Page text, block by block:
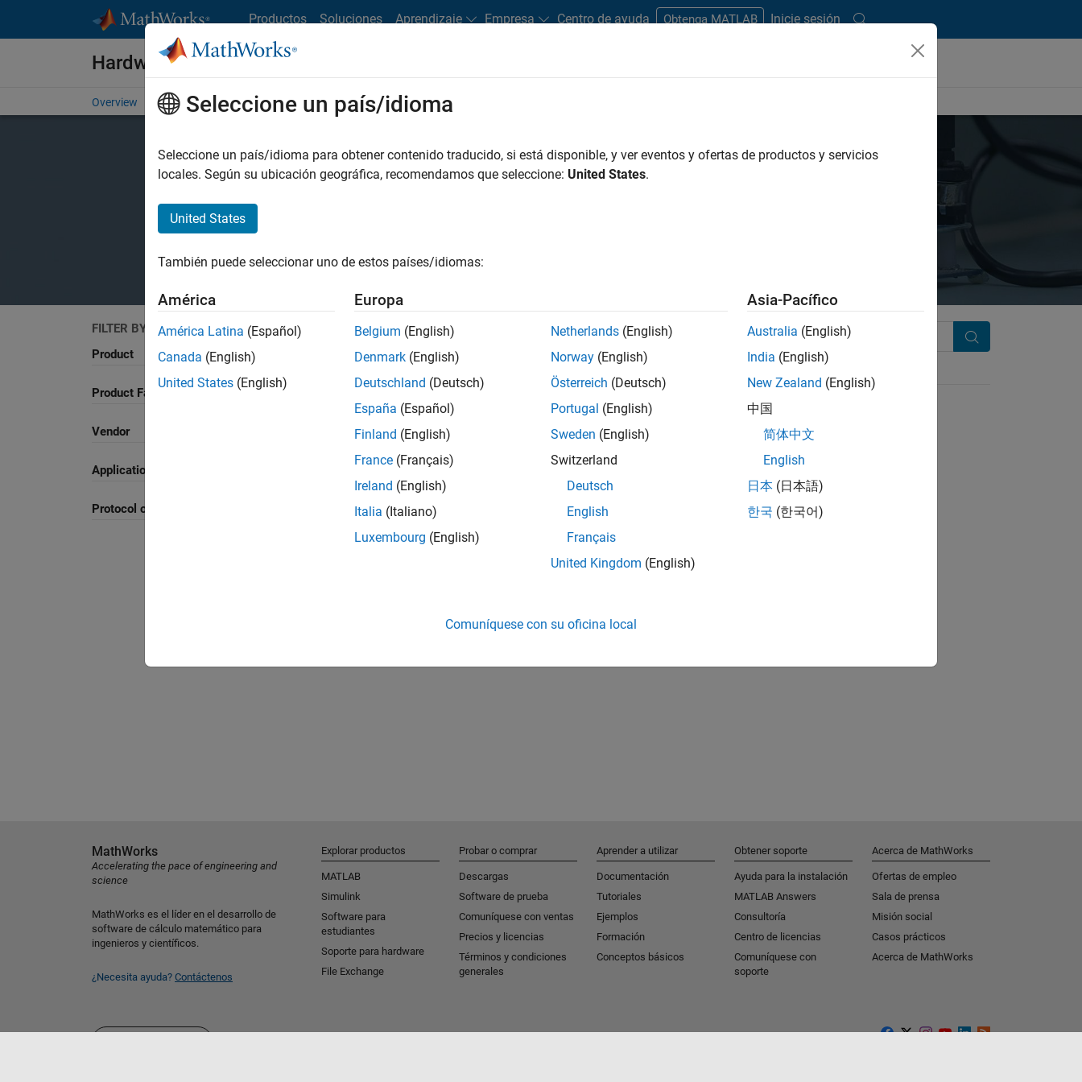
Productos Soluciones Aprendizaje Empresa Centro de ayuda Obtenga MATLAB Inicie sesión
Hardware Support
Overview Search Hardware Support Request Hardware Support
Search Hardware Support
FILTER BY
Product
Product Family and Category
Vendor
Application
Protocol or Standard
Search
Seleccione un país/idioma
Seleccione un país/idioma para obtener contenido traducido, si está disponible, y ver eventos y ofertas de productos y servicios
locales. Según su ubicación geográfica, recomendamos que seleccione: United States.
United States
También puede seleccionar uno de estos países/idiomas:
América
América Latina (Español)
Canada (English)
United States (English)
Europa
Belgium (English)
Denmark (English)
Deutschland (Deutsch)
España (Español)
Finland (English)
France (Français)
Ireland (English)
Italia (Italiano)
Luxembourg (English)
Netherlands (English)
Norway (English)
Österreich (Deutsch)
Portugal (English)
Sweden (English)
Switzerland
Deutsch
English
Français
United Kingdom (English)
Asia-Pacífico
Australia (English)
India (English)
New Zealand (English)
中国
简体中文
English
日本 (日本語)
한국 (한국어)
Comuníquese con su oficina local
MathWorks
Accelerating the pace of engineering and
science
MathWorks es el líder en el desarrollo de
software de cálculo matemático para
ingenieros y científicos.
¿Necesita ayuda? Contáctenos
Explorar productos
MATLAB
Simulink
Software para
estudiantes
Soporte para hardware
File Exchange
Probar o comprar
Descargas
Software de prueba
Comuníquese con ventas
Precios y licencias
Términos y condiciones
generales
Aprender a utilizar
Documentación
Tutoriales
Ejemplos
Formación
Conceptos básicos
Obtener soporte
Ayuda para la instalación
MATLAB Answers
Consultoría
Centro de licencias
Comuníquese con
soporte
Acerca de MathWorks
Ofertas de empleo
Sala de prensa
Misión social
Casos prácticos
Acerca de MathWorks